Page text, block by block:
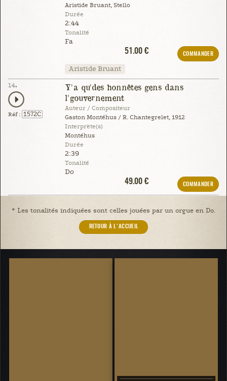
Aristide Bruant, Stello
Durée
2:44
Tonalité
Fa
51.00 €
COMMANDER
Aristide Bruant
14.
Réf : 1572C
Y'a qu'des honnêtes gens dans
l'gouvernement
Auteur / Compositeur
Gaston Montéhus / R. Chantegrelet, 1912
Interprète(s)
Montéhus
Durée
2:39
Tonalité
Do
49.00 €
COMMANDER
* Les tonalités indiquées sont celles jouées par un orgue en Do.
RETOUR À L'ACCUEIL